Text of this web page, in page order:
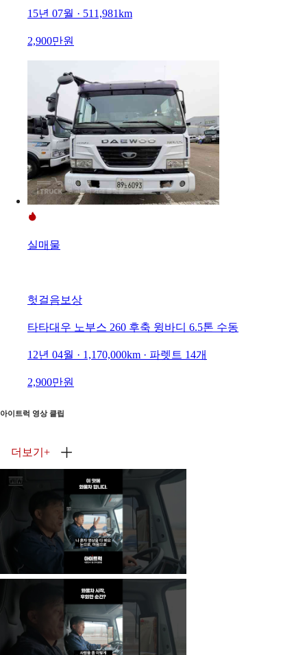
15년 07월 · 511,981km
2,900만원
실매물
헛걸음보상
타타대우 노부스 260 후축 윙바디 6.5톤 수동
12년 04월 · 1,170,000km · 파렛트 14개
2,900만원
아이트럭 영상 클립
더보기 +